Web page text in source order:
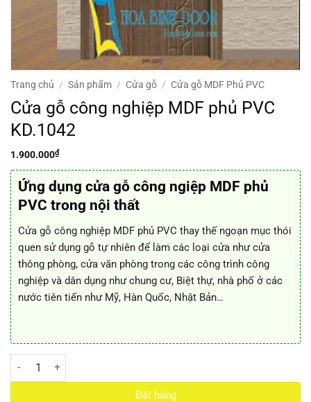
Trang chủ / Sản phẩm / Cửa gỗ / Cửa gỗ MDF Phủ PVC
Cửa gỗ công nghiệp MDF phủ PVC
KD.1042
1.900.000₫
Ứng dụng cửa gỗ công ngiệp MDF phủ
PVC trong nội thất
Cửa gỗ công nghiệp MDF phủ PVC thay thế ngoạn mục thói
quen sử dụng gỗ tự nhiên để làm các loại cửa như cửa
thông phòng, cửa văn phòng trong các công trình công
nghiệp và dân dụng như chung cư, Biệt thự, nhà phố ở các
nước tiên tiến như Mỹ, Hàn Quốc, Nhật Bản…
Cửa gỗ công nghiệp MDF phủ PVC KD.1042 số lượng
Đặt hàng